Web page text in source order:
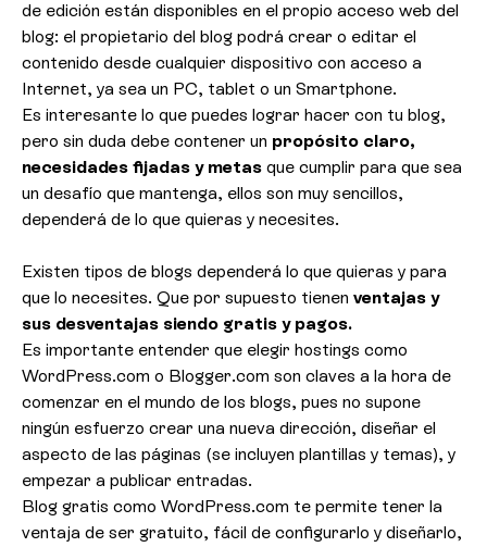
de edición están disponibles en el propio acceso web del
blog: el propietario del blog podrá crear o editar el
contenido desde cualquier dispositivo con acceso a
Internet, ya sea un PC, tablet o un Smartphone.
Es interesante lo que puedes lograr hacer con tu blog,
pero sin duda debe contener un propósito claro,
necesidades fijadas y metas que cumplir para que sea
un desafío que mantenga, ellos son muy sencillos,
dependerá de lo que quieras y necesites.
Existen tipos de blogs dependerá lo que quieras y para
que lo necesites. Que por supuesto tienen ventajas y
sus desventajas siendo gratis y pagos.
Es importante entender que elegir hostings como
WordPress.com o Blogger.com son claves a la hora de
comenzar en el mundo de los blogs, pues no supone
ningún esfuerzo crear una nueva dirección, diseñar el
aspecto de las páginas (se incluyen plantillas y temas), y
empezar a publicar entradas.
Blog gratis como WordPress.com te permite tener la
ventaja de ser gratuito, fácil de configurarlo y diseñarlo,